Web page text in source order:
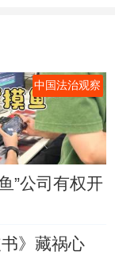
中国法治观察
鱼”公司有权开
》藏祸心